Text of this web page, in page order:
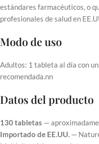
estándares farmacéuticos, o
profesionales de salud en
Modo de uso
Adultos: 1 tableta al día con
recomendada.nn
Datos del producto
130 tabletas —
Importado de EE.UU. —